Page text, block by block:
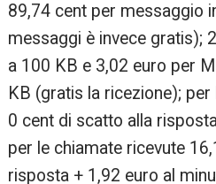
89,74 cent per messaggio
messaggi è invece gratis);
a 100 KB e 3,02 euro per
KB (gratis la ricezione);
0 cent di scatto alla
per le chiamate ricevute
risposta + 1,92 euro al